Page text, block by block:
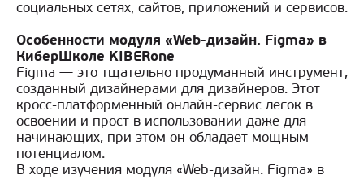
социальных сетях, сайтов, приложений и сервисов.
Особенности модуля «Web-дизайн. Figma» в
КиберШколе KIBERone
Figma — это тщательно продуманный инструмент,
созданный дизайнерами для дизайнеров. Этот
кросс-платформенный онлайн-сервис легок в
освоении и прост в использовании даже для
начинающих, при этом он обладает мощным
потенциалом.
В ходе изучения модуля «Web-дизайн. Figma» в